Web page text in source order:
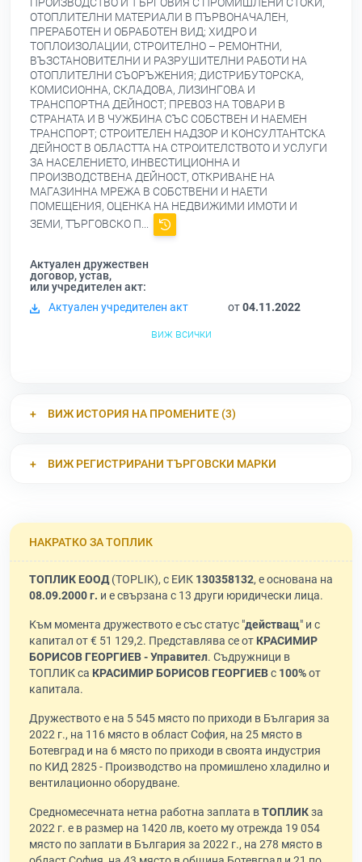
ПРОИЗВОДСТВО И ТЪРГОВИЯ С ПРОМИШЛЕНИ СТОКИ,
ОТОПЛИТЕЛНИ МАТЕРИАЛИ В ПЪРВОНАЧАЛЕН,
ПРЕРАБОТЕН И ОБРАБОТЕН ВИД; ХИДРО И
ТОПЛОИЗОЛАЦИИ, СТРОИТЕЛНО – РЕМОНТНИ,
ВЪЗСТАНОВИТЕЛНИ И РАЗРУШИТЕЛНИ РАБОТИ НА
ОТОПЛИТЕЛНИ СЪОРЪЖЕНИЯ; ДИСТРИБУТОРСКА,
КОМИСИОННА, СКЛАДОВА, ЛИЗИНГОВА И
ТРАНСПОРТНА ДЕЙНОСТ; ПРЕВОЗ НА ТОВАРИ В
СТРАНАТА И В ЧУЖБИНА СЪС СОБСТВЕН И НАЕМЕН
ТРАНСПОРТ; СТРОИТЕЛЕН НАДЗОР И КОНСУЛТАНТСКА
ДЕЙНОСТ В ОБЛАСТТА НА СТРОИТЕЛСТВОТО И УСЛУГИ
ЗА НАСЕЛЕНИЕТО, ИНВЕСТИЦИОННА И
ПРОИЗВОДСТВЕНА ДЕЙНОСТ, ОТКРИВАНЕ НА
МАГАЗИННА МРЕЖА В СОБСТВЕНИ И НАЕТИ
ПОМЕЩЕНИЯ, ОЦЕНКА НА НЕДВИЖИМИ ИМОТИ И
ЗЕМИ, ТЪРГОВСКО П...
Актуален дружествен
договор, устав,
или учредителен акт:
Актуален учредителен акт
от04.11.2022
виж всички
ВИЖ ИСТОРИЯ НА ПРОМЕНИТЕ (3)
ВИЖ РЕГИСТРИРАНИ ТЪРГОВСКИ МАРКИ
НАКРАТКО ЗА ТОПЛИК
ТОПЛИК ЕООД(TOPLIK), с ЕИК 130358132, е основана на
08.09.2000 г. и е свързана с 13 други юридически лица.
Към момента дружеството е със статус "действащ" и с
капитал от € 51 129,2. Представлява се от КРАСИМИР
БОРИСОВ ГЕОРГИЕВ - Управител. Съдружници в
ТОПЛИК са КРАСИМИР БОРИСОВ ГЕОРГИЕВс 100%от
капитала.
Дружеството е на 5 545 място по приходи в България за
2022 г., на 116 място в област София, на 25 място в
Ботевград и на 6 място по приходи в своята индустрия
по КИД 2825 - Производство на промишлено хладилно и
вентилационно оборудване.
Средномесечната нетна работна заплата вТОПЛИКза
2022 г. е в размер на 1420 лв, което му отрежда 19 054
място по заплати в България за 2022 г., на 278 място в